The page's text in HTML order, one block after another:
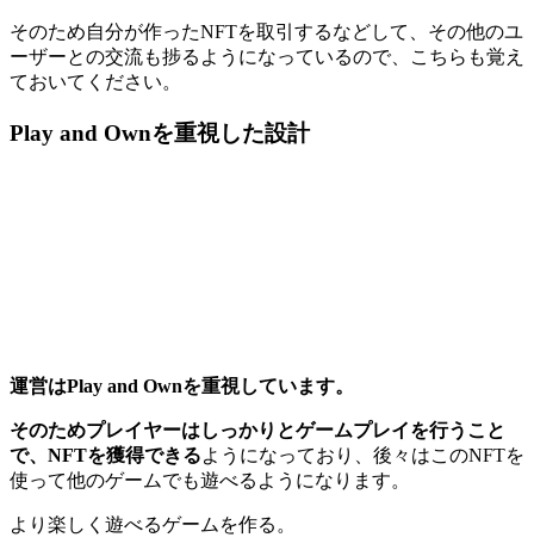
そのため自分が作ったNFTを取引するなどして、その他のユ
ーザーとの交流も捗るようになっているので、こちらも覚え
ておいてください。
Play and Ownを重視した設計
運営はPlay and Ownを重視しています。
そのためプレイヤーはしっかりとゲームプレイを行うこと
で、NFTを獲得できるようになっており、後々はこのNFTを
使って他のゲームでも遊べるようになります。
より楽しく遊べるゲームを作る。